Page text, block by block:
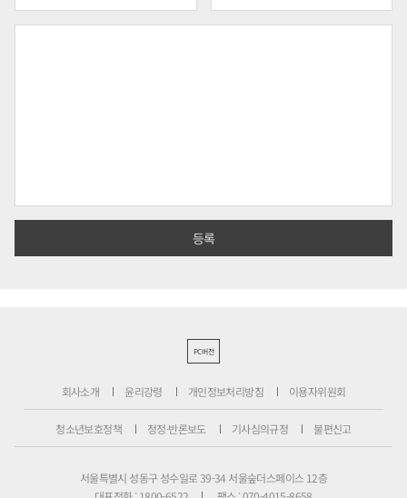
PC버전
회사소개 윤리강령 개인정보처리방침 이용자위원회
청소년보호정책 정정·반론보도 기사심의규정 불편신고
서울특별시 성동구 성수일로 39-34 서울숲더스페이스 12층